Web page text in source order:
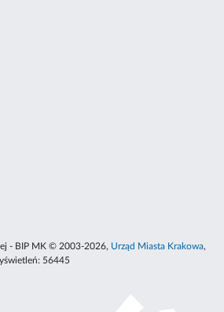
- BIP MK © 2003-2026, Urząd Miasta Krakowa,
56445